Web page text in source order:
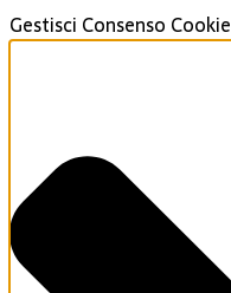
Gestisci Consenso Cookie